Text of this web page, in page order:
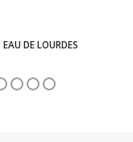
EAU DE LOURDES